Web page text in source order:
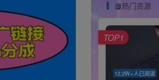
热门资源
12.2W+人已阅读
TOP1